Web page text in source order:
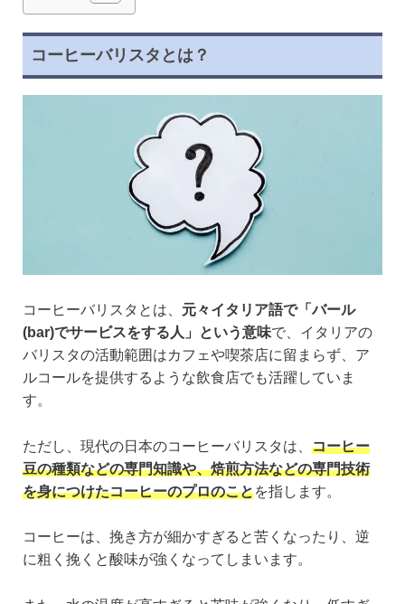
コーヒーバリスタとは？
コーヒーバリスタとは、 元々イタリア語で「バール
(bar)でサービスをする人」という意味で、イタリアの
バリスタの活動範囲はカフェや喫茶店に留まらず、ア
ルコールを提供するような飲食店でも活躍していま
す。
ただし、現代の日本のコーヒーバリスタは、 コーヒー
豆の種類などの専門知識や、焙煎方法などの専門技術
を身につけたコーヒーのプロのことを指します。
コーヒーは、挽き方が細かすぎると苦くなったり、逆
に粗く挽くと酸味が強くなってしまいます。